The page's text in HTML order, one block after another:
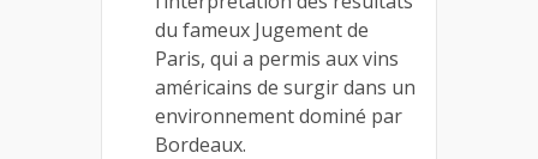
du fameux Jugement de
Paris, qui a permis aux vins
américains de surgir dans un
environnement dominé par
Bordeaux.